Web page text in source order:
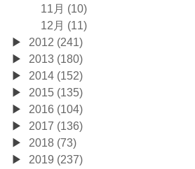
11月 (10)
12月 (11)
2012 (241)
2013 (180)
2014 (152)
2015 (135)
2016 (104)
2017 (136)
2018 (73)
2019 (237)